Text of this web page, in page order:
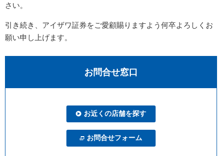
さい。
引き続き、アイザワ証券をご愛顧賜りますよう何卒よろしくお
願い申し上げます。
お問合せ窓口
お近くの店舗を探す
お問合せフォーム